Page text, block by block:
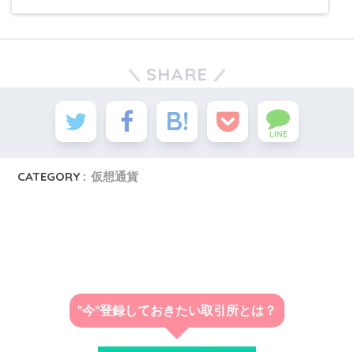
SHARE
LINE
CATEGORY : 仮想通貨
"今"登録しておきたい取引所とは？